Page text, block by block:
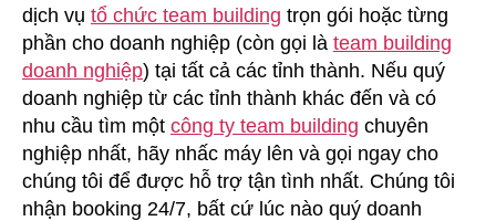
dịch vụ tổ chức team building trọn gói hoặc từng
phần cho doanh nghiệp (còn gọi là team building
doanh nghiệp) tại tất cả các tỉnh thành. Nếu quý
doanh nghiệp từ các tỉnh thành khác đến và có
nhu cầu tìm một công ty team building chuyên
nghiệp nhất, hãy nhấc máy lên và gọi ngay cho
chúng tôi để được hỗ trợ tận tình nhất. Chúng tôi
nhận booking 24/7, bất cứ lúc nào quý doanh